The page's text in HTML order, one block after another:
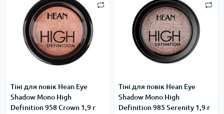
Тіні для повік Hean Eye
Shadow Mono High
Definition 958 Crown 1,9 г
Тіні для повік Hean Eye
Shadow Mono High
Definition 985 Serenity 1,9 г